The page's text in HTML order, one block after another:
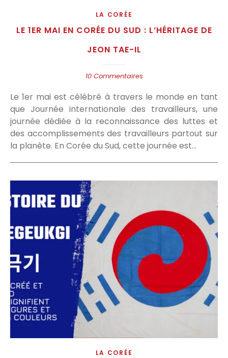
LA CORÉE
LE 1ER MAI EN CORÉE DU SUD : L’HÉRITAGE DE
JEON TAE-IL
10 Commentaires
Le 1er mai est célébré à travers le monde en tant
que Journée internationale des travailleurs, une
journée dédiée à la reconnaissance des luttes et
des accomplissements des travailleurs partout sur
la planète. En Corée du Sud, cette journée est…
LA CORÉE